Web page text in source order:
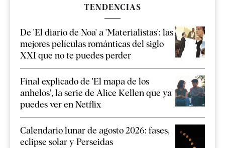
TENDENCIAS
De 'El diario de Noa' a 'Materialistas': las
mejores películas románticas del siglo
XXI que no te puedes perder
Final explicado de 'El mapa de los
anhelos', la serie de Alice Kellen que ya
puedes ver en Netflix
Calendario lunar de agosto 2026: fases,
eclipse solar y Perseidas